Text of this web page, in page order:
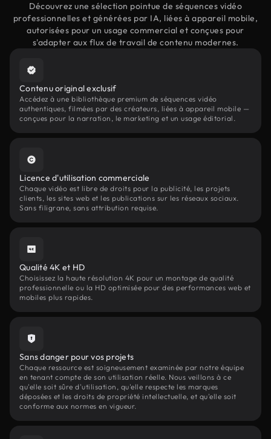
Découvrez une sélection pointue de séquences vidéo
professionnelles et générées par IA, liées à appareil mobile,
autorisées pour un usage commercial et conçues pour
s'adapter aux flux de travail de contenu modernes.
Contenu original exclusif
Accédez à une bibliothèque premium de séquences vidéo
authentiques, filmées par des créateurs, liées à appareil mobile —
conçues pour la narration, le marketing et un usage éditorial.
Licence d'utilisation commerciale
Chaque vidéo est libre de droits pour la publicité, les projets
clients, les sites web et les publications sur les réseaux sociaux.
Sans filigrane, sans attribution requise.
Qualité 4K et HD
Choisissez la haute résolution 4K pour un montage de qualité
professionnelle ou la HD optimisée pour des performances web et
mobiles plus rapides.
Sans danger pour vos projets
Chaque ressource est soigneusement examinée par notre équipe
en tenant compte de son utilisation réelle. Nous veillons à ce
qu'elle soit sûre d'utilisation, qu'elle respecte les marques
déposées et les droits de propriété intellectuelle, et qu'elle soit
conforme aux normes en vigueur.